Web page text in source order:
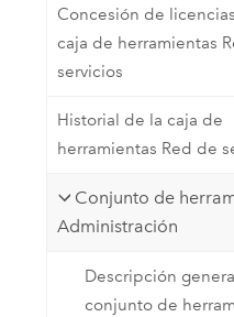
análisis
Todos
Concesión de
caja de herramientas
servicios
Historial de la caja de
herramientas Red de
Conjunto de
Administración
Descripción
conjunto de